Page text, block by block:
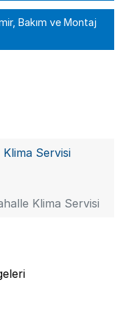
Bakım ve Montaj
Klima Servisi
Klima Servisi